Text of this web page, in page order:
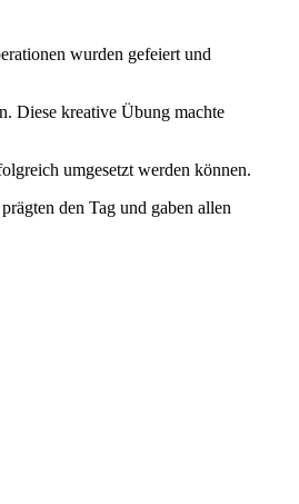
wurden gefeiert und
Diese kreative Übung machte
umgesetzt werden können.
den Tag und gaben allen